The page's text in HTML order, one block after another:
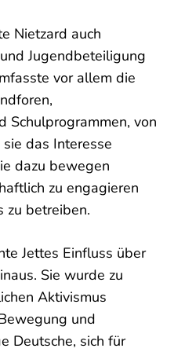
Nietzard auch
Jugendbeteiligung
vor allem die
Schulprogrammen, von
das Interesse
dazu bewegen
zu engagieren
zu betreiben.
Jettes Einfluss über
Sie wurde zu
Aktivismus
und
Deutsche, sich für